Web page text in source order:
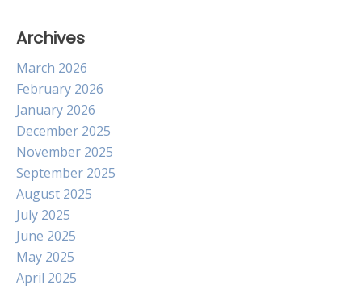
Archives
March 2026
February 2026
January 2026
December 2025
November 2025
September 2025
August 2025
July 2025
June 2025
May 2025
April 2025